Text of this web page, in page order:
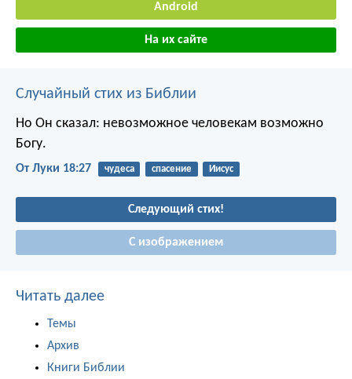
Android
На их сайте
Случайный стих из Библии
Но Он сказал: невозможное человекам возможно
Богу.
От Луки 18:27 чудеса спасение Иисус
Следующий стих!
С изображением
Читать далее
Темы
Архив
Книги Библии